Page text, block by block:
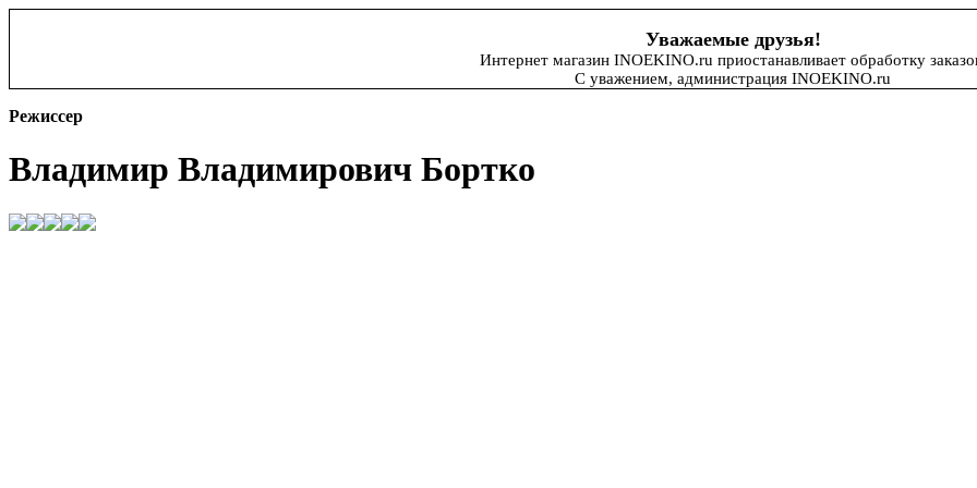
Уважаемые друзья!
Интернет магазин INOEKINO.ru приостанавливает обработку
С уважением, администрация INOEKINO.ru
Режиссер
Владимир Владимирович Бортко